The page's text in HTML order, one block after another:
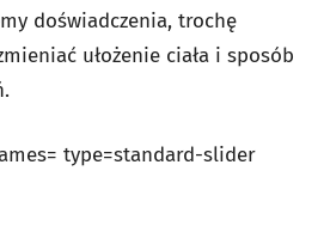
doświadczenia, trochę
ułożenie ciała i sposób
type=standard-slider